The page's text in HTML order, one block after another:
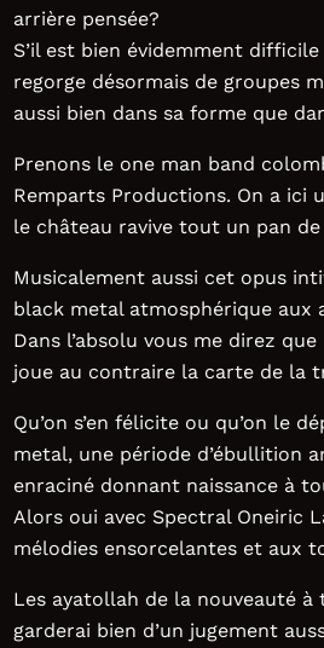
arrière pensée?
S’il est bien évidemment
regorge désormais de groupes
aussi bien dans sa forme que
Prenons le one man band
Remparts Productions. On a
le château ravive tout un pan
Musicalement aussi cet opus
black metal atmosphérique aux
Dans l’absolu vous me direz
joue au contraire la carte de la
Qu’on s’en félicite ou qu’on le
metal, une période d’ébullition
enraciné donnant naissance à
Alors oui avec Spectral Oneiric
mélodies ensorcelantes et aux
Les ayatollah de la nouveauté
garderai bien d’un jugement